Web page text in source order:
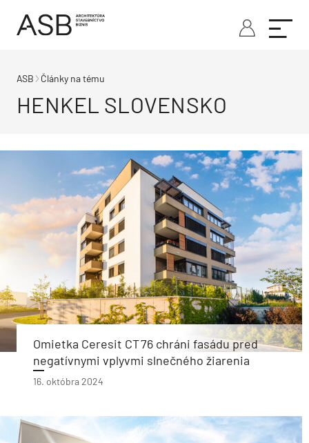
ASB Články na tému
HENKEL SLOVENSKO
Omietka Ceresit CT 76 chráni fasádu pred
negatívnymi vplyvmi slnečného žiarenia
16. októbra 2024